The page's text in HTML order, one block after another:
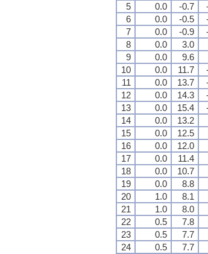
5
0.0 -0.7
6
0.0 -0.5
7
0.0 -0.9
8
0.0 3.0
9
0.0 9.6
10
0.0 11.7
11
0.0 13.7
12
0.0 14.3
13
0.0 15.4
14
0.0 13.2
15
0.0 12.5
16
0.0 12.0
17
0.0 11.4
18
0.0 10.7
19
0.0 8.8
20
1.0 8.1
21
1.0 8.0
22
0.5 7.8
23
0.5 7.7
24
0.5 7.7